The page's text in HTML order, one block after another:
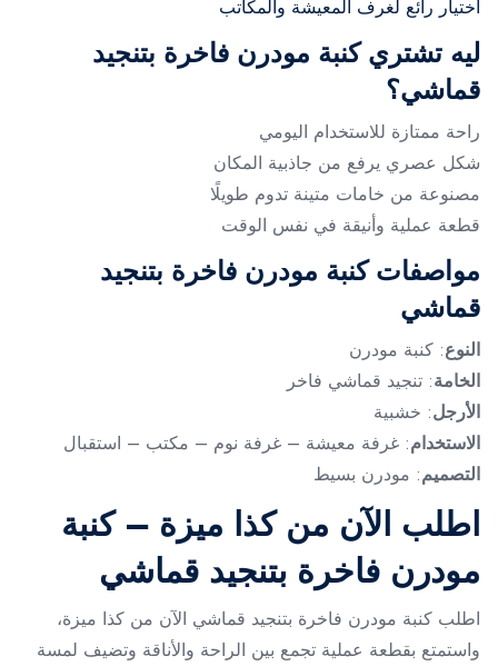
اختيار رائع لغرف المعيشة والمكاتب
ليه تشتري كنبة مودرن فاخرة بتنجيد
قماشي؟
راحة ممتازة للاستخدام اليومي
شكل عصري يرفع من جاذبية المكان
مصنوعة من خامات متينة تدوم طويلًا
قطعة عملية وأنيقة في نفس الوقت
مواصفات كنبة مودرن فاخرة بتنجيد
قماشي
النوع: كنبة مودرن
الخامة: تنجيد قماشي فاخر
الأرجل: خشبية
الاستخدام: غرفة معيشة – غرفة نوم – مكتب – استقبال
التصميم: مودرن بسيط
اطلب الآن من كذا ميزة – كنبة
مودرن فاخرة بتنجيد قماشي
اطلب كنبة مودرن فاخرة بتنجيد قماشي الآن من كذا ميزة،
واستمتع بقطعة عملية تجمع بين الراحة والأناقة وتضيف لمسة